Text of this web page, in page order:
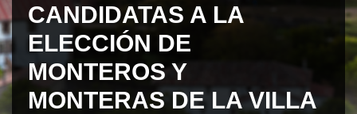
CANDIDATAS A LA
ELECCIÓN DE
MONTEROS Y
MONTERAS DE LA VILLA